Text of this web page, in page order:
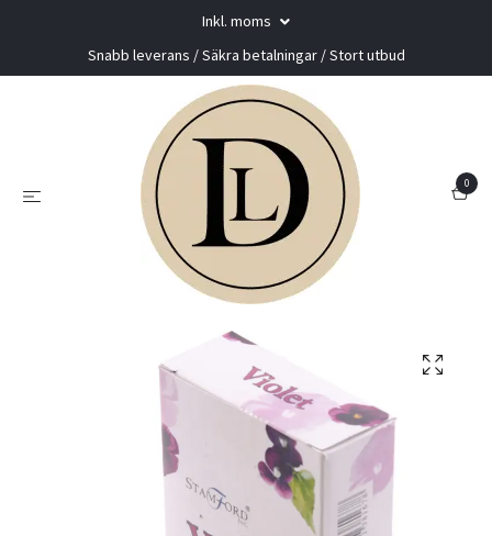
Inkl. moms
Snabb leverans / Säkra betalningar / Stort utbud
0